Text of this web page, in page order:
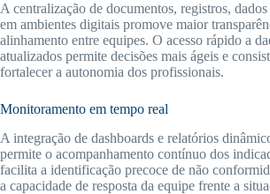
A centralização de documentos, registros,
em ambientes digitais promove maior
alinhamento entre equipes. O acesso rápido a
atualizados permite decisões mais ágeis e
fortalecer a autonomia dos profissionais.
Monitoramento em tempo real
A integração de dashboards e relatórios
permite o acompanhamento contínuo dos
facilita a identificação precoce de não
a capacidade de resposta da equipe frente a